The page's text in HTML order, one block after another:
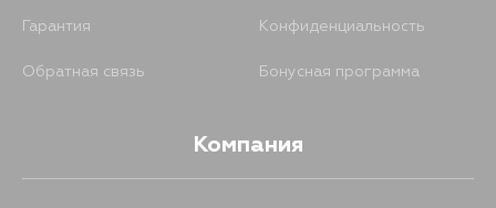
Гарантия Конфиденциальность
Обратная связь Бонусная программа
Компания